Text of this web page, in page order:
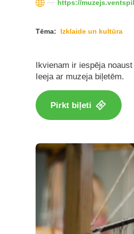
https://
Tēma: Izklaide un kultūra
Ikvienam ir iespēja
Ieeja ar muzeja biļetēm.
Pirkt biļeti